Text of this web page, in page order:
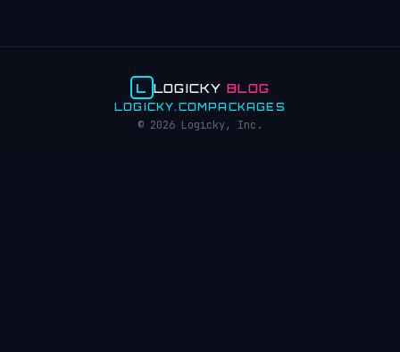
L LOGICKYBLOG
LOGICKY.COM PACKAGES
© 2026 Logicky, Inc.